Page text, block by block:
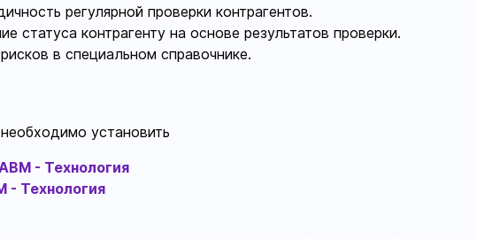
регулярной проверки контрагентов.
статуса контрагенту на основе результатов проверки.
в специальном справочнике.
установить
- Технология
- Технология